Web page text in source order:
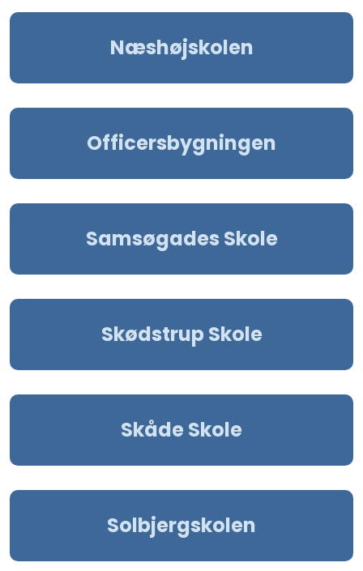
Næshøjskolen
Officersbygningen
Samsøgades Skole
Skødstrup Skole
Skåde Skole
Solbjergskolen